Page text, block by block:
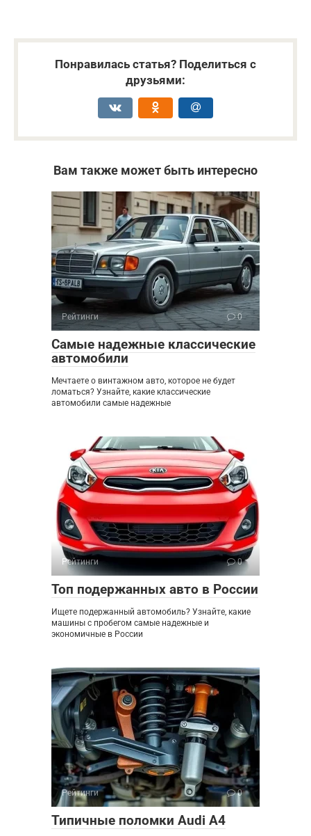
Понравилась статья? Поделиться с
друзьями:
Вам также может быть интересно
Рейтинги 0
Самые надежные классические
автомобили
Мечтаете о винтажном авто, которое не будет
ломаться? Узнайте, какие классические
автомобили самые надежные
Рейтинги 0
Топ подержанных авто в России
Ищете подержанный автомобиль? Узнайте, какие
машины с пробегом самые надежные и
экономичные в России
Рейтинги 0
Типичные поломки Audi A4